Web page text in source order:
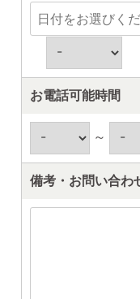
お電話可能時間
～
備考・お問い合わ